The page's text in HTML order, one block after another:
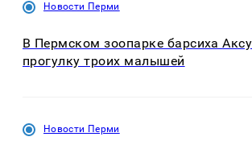
Новости Перми
В Пермском зоопарке барсиха
прогулку троих малышей
Новости Перми